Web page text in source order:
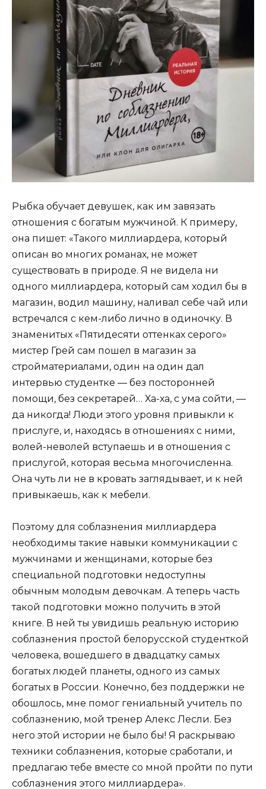
Рыбка обучает девушек, как им завязать
отношения с богатым мужчиной. К примеру,
она пишет: «Такого миллиардера, который
описан во многих романах, не может
существовать в природе. Я не видела ни
одного миллиардера, который сам ходил бы в
магазин, водил машину, наливал себе чай или
встречался с кем-либо лично в одиночку. В
знаменитых «Пятидесяти оттенках серого»
мистер Грей сам пошел в магазин за
стройматериалами, один на один дал
интервью студентке — без посторонней
помощи, без секретарей… Ха-ха, с ума сойти, —
да никогда! Люди этого уровня привыкли к
прислуге, и, находясь в отношениях с ними,
волей-неволей вступаешь и в отношения с
прислугой, которая весьма многочисленна.
Она чуть ли не в кровать заглядывает, и к ней
привыкаешь, как к мебели.
Поэтому для соблазнения миллиардера
необходимы такие навыки коммуникации с
мужчинами и женщинами, которые без
специальной подготовки недоступны
обычным молодым девочкам. А теперь часть
такой подготовки можно получить в этой
книге. В ней ты увидишь реальную историю
соблазнения простой белорусской студенткой
человека, вошедшего в двадцатку самых
богатых людей планеты, одного из самых
богатых в России. Конечно, без поддержки не
обошлось, мне помог гениальный учитель по
соблазнению, мой тренер Алекс Лесли. Без
него этой истории не было бы! Я раскрываю
техники соблазнения, которые сработали, и
предлагаю тебе вместе со мной пройти по пути
соблазнения этого миллиардера».